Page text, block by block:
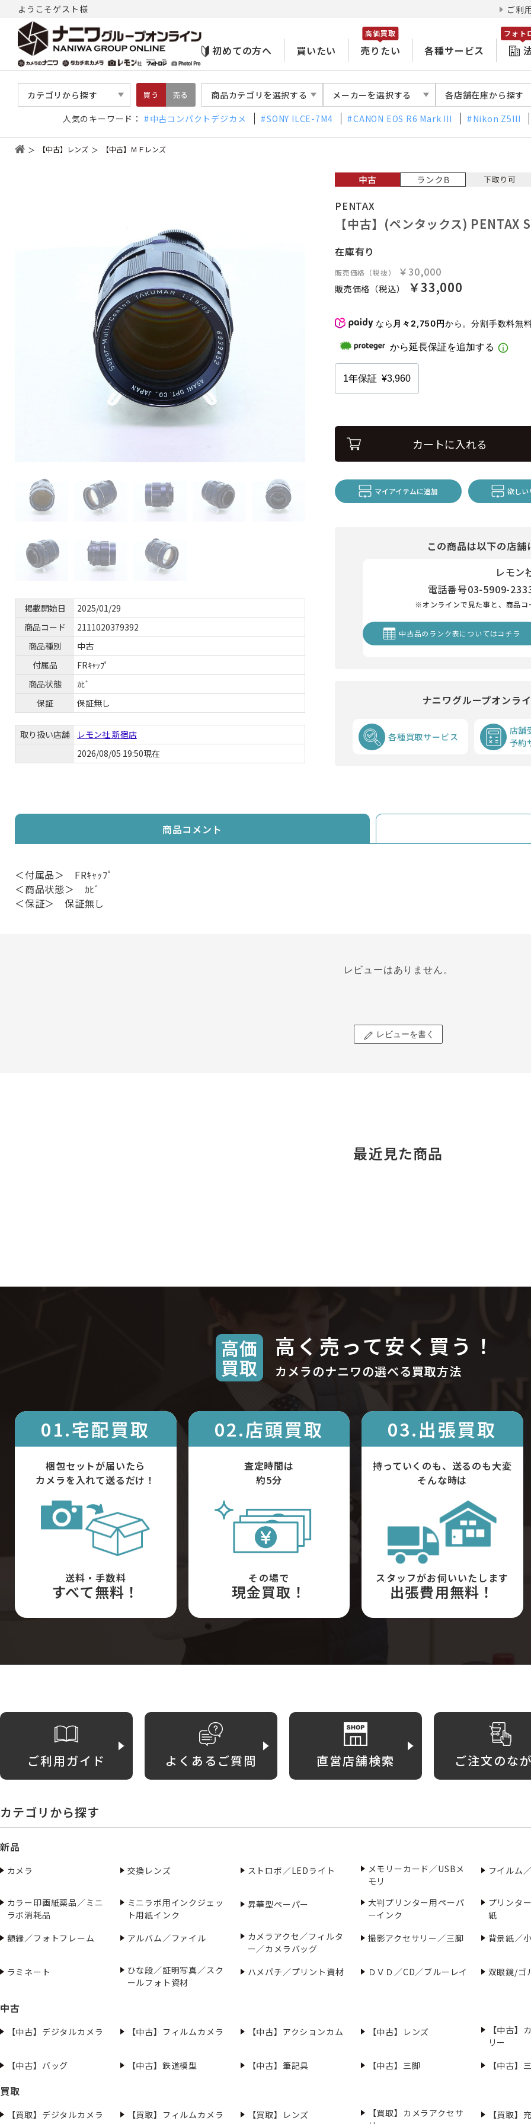
ようこそゲスト様 ご利
初めての方へ 買いたい 売りたい
高価買取
各種サービス
フォト
カテゴリから探す 買う 売る 商品カテゴリを選択する メーカーを選択する 各店舗在庫から探す
人気のキーワード： 中古コンパクトデジカメ SONY ILCE-7M4 CANON EOS R6 Mark III Nikon Z5III
【中古】レンズ 【中古】ＭＦレンズ
掲載開始日
2025/01/29
商品コード
2111020379392
商品種別
中古
付属品
FRｷｬｯﾌﾟ
商品状態
ｶﾋﾞ
保証
保証無し
取り扱い店舗
レモン社 新宿店
2026/08/05 19:50現在
PENTAX
【中古】(ペンタックス)
在庫有り
販売価格（税抜） ￥30,000
販売価格（税込） ￥33,000
なら 月々2,750円から。分割手数料無
カートに入れる
マイアイテムに追加 欲しい
この商品は以下の店
レモン
電話番号03-5909-
※オンラインで見た事と、商品コ
中古品のランク表についてはコチラ
ナニワグループオンラ
各種買取サービス
店舗
予約
商品コメント
＜付属品＞ FRｷｬｯﾌﾟ
＜商品状態＞ ｶﾋﾞ
＜保証＞ 保証無し
レビューはありません。
レビューを書く
最近見た商品
高価
買取
高く売って安く買う！
カメラのナニワの選べる買取方法
01.宅配買取
梱包セットが届いたら
カメラを入れて送るだけ！
送料・手数料
すべて無料！
02.店頭買取
査定時間は
約5分
その場で
現金買取！
03.出張買取
持っていくのも、送るのも大変
そんな時は
スタッフがお伺いいたします
出張費用無料！
ご利用ガイド よくあるご質問 直営店舗検索 ご注文のな
カテゴリから探す
新品
カメラ 交換レンズ ストロボ／LEDライト
メモリーカード／USBメ
モリ
フイルム
カラー印画紙薬品／ミニ
ラボ消耗品
ミニラボ用インクジェッ
ト用紙インク
昇華型ペーパー
大判プリンター用ペーパ
ーインク
プリンタ
紙
額縁／フォトフレーム
アルバム／ファイル
カメラアクセ／フィルタ
ー／カメラバッグ
撮影アクセサリー／三脚 背景紙／
ラミネート
ひな段／証明写真／スク
ールフォト資材
ハメパチ／プリント資材 ＤＶＤ／CD／ブルーレイ 双眼鏡/ゴ
中古
【中古】デジタルカメラ 【中古】フィルムカメラ 【中古】アクションカム 【中古】レンズ
【中古】
リー
【中古】バッグ
【中古】鉄道模型 【中古】筆記具 【中古】三脚 【中古】
買取
【買取】デジタルカメラ 【買取】フィルムカメラ 【買取】レンズ
【買取】カメラアクセサ
【買取】